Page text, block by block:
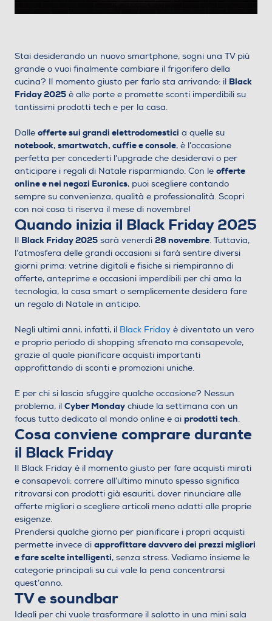
Stai desiderando un nuovo smartphone, sogni una TV più
grande o vuoi finalmente cambiare il frigorifero della
cucina? Il momento giusto per farlo sta arrivando: il Black
Friday 2025 è alle porte e promette sconti imperdibili su
tantissimi prodotti tech e per la casa.
Dalleofferte sui grandi elettrodomestici a quelle su
notebook, smartwatch, cuffie e console, è l’occasione
perfetta per concederti l’upgrade che desideravi o per
anticipare i regali di Natale risparmiando. Con leofferte
online e nei negozi Euronics, puoi scegliere contando
sempre su convenienza, qualità e professionalità. Scopri
con noi cosa ti riserva il mese di novembre!
Quando inizia il Black Friday 2025
Il Black Friday 2025 sarà venerdì28 novembre. Tuttavia,
l’atmosfera delle grandi occasioni si farà sentire diversi
giorni prima: vetrine digitali e fisiche si riempiranno di
offerte, anteprime e occasioni imperdibili per chi ama la
tecnologia, la casa smart o semplicemente desidera fare
un regalo di Natale in anticipo.
Negli ultimi anni, infatti, il Black Friday è diventato un vero
e proprio periodo di shopping sfrenato ma consapevole,
grazie al quale pianificare acquisti importanti
approfittando di sconti e promozioni uniche.
E per chi si lascia sfuggire qualche occasione? Nessun
problema, ilCyber Monday chiude la settimana con un
focus tutto dedicato al mondo online e aiprodotti tech.
Cosa conviene comprare durante
il Black Friday
Il Black Friday è il momento giusto per fare acquisti mirati
e consapevoli: correre all’ultimo minuto spesso significa
ritrovarsi con prodotti già esauriti, dover rinunciare alle
offerte migliori o scegliere articoli meno adatti alle proprie
esigenze.
Prendersi qualche giorno per pianificare i propri acquisti
permette invece diapprofittare davvero dei prezzi migliori
e fare scelte intelligenti, senza stress. Vediamo insieme le
categorie principali su cui vale la pena concentrarsi
quest’anno.
TV e soundbar
Ideali per chi vuole trasformare il salotto in una mini sala